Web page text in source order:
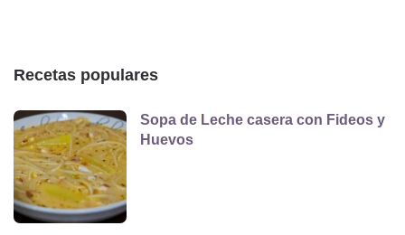
Recetas populares
Sopa de Leche casera con Fideos y
Huevos